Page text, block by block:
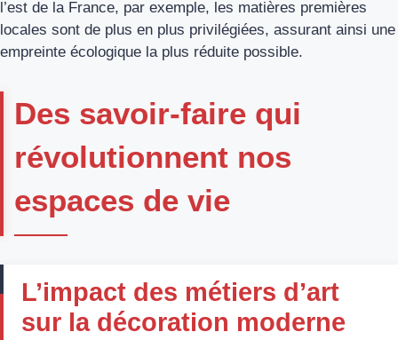
l’est de la France, par exemple, les matières premières
locales sont de plus en plus privilégiées, assurant ainsi une
empreinte écologique la plus réduite possible.
Des savoir-faire qui
révolutionnent nos
espaces de vie
L’impact des métiers d’art
sur la décoration moderne